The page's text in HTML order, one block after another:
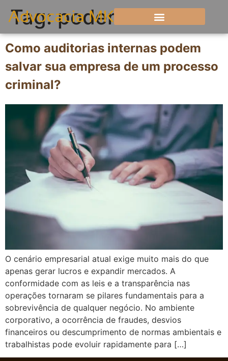
Tag:podem
Como auditorias internas podem
salvar sua empresa de um processo
criminal?
O cenário empresarial atual exige muito mais do que
apenas gerar lucros e expandir mercados. A
conformidade com as leis e a transparência nas
operações tornaram se pilares fundamentais para a
sobrevivência de qualquer negócio. No ambiente
corporativo, a ocorrência de fraudes, desvios
financeiros ou descumprimento de normas ambientais e
trabalhistas pode evoluir rapidamente para […]